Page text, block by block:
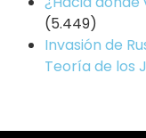
(5.449)
Invasión de
Teoría de los